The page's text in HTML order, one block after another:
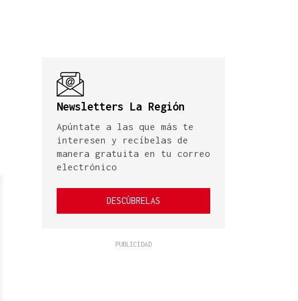
Newsletters La Región
Apúntate a las que más te
interesen y recíbelas de
manera gratuita en tu correo
electrónico
DESCÚBRELAS